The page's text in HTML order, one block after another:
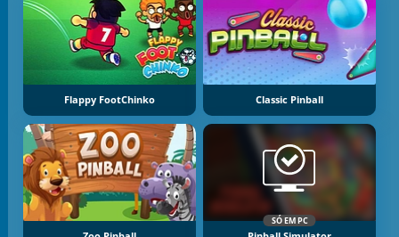
Flappy FootChinko Classic Pinball
SÓ EM PC